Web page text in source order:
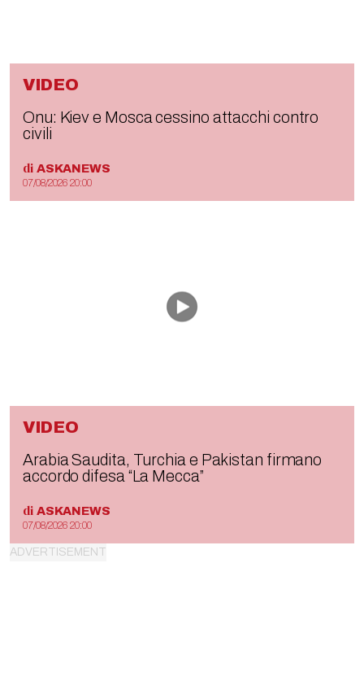
VIDEO
Onu: Kiev e Mosca cessino attacchi contro
civili
di ASKANEWS
07/08/2026 20:00
VIDEO
Arabia Saudita, Turchia e Pakistan firmano
accordo difesa “La Mecca”
di ASKANEWS
07/08/2026 20:00